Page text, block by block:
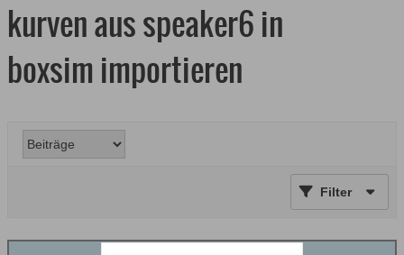
kurven aus speaker6 in
boxsim importieren
Filter